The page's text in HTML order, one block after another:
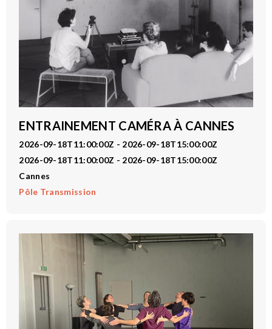
ENTRAINEMENT CAMÉRA À CANNES
2026-09-18T11:00:00Z - 2026-09-18T15:00:00Z
2026-09-18T11:00:00Z - 2026-09-18T15:00:00Z
Cannes
Pôle Transmission